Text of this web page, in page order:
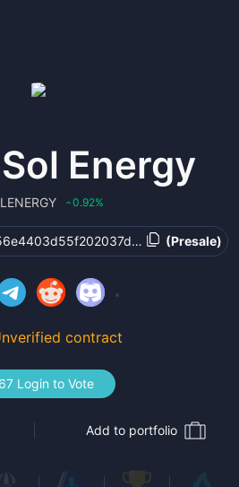
Energy
‹0.92%
(Presale)
contract
67 Login to Vote
Add to portfolio